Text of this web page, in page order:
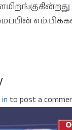
to post a